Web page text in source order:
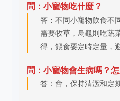
問：小寵物吃什麼？
答：不同小寵物飲食不
需要牧草，烏龜則吃蔬
得，餵食要定時定量，
問：小寵物會生病嗎？
答：會，保持清潔和定